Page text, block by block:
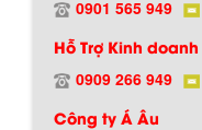
0901 565 949
Hỗ Trợ Kinh doanh
0909 266 949
Công ty Á Âu